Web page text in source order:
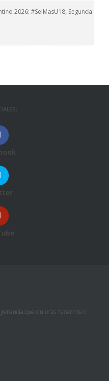
2026: #SelMasU18, Segunda
que quieras hacernos o